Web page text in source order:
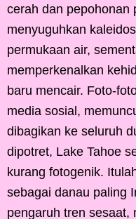
cerah dan pepohonan
menyuguhkan
permukaan air,
memperkenalkan
baru mencair. Foto-
media sosial,
dibagikan ke seluruh
dipotret, Lake Tahoe
kurang fotogenik.
sebagai danau paling
pengaruh tren sesaat,